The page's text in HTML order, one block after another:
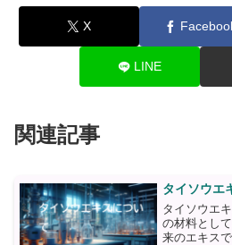
X
LINE
関連記事
タイソウエ
タイソウエ
の材料とし
来のエキス